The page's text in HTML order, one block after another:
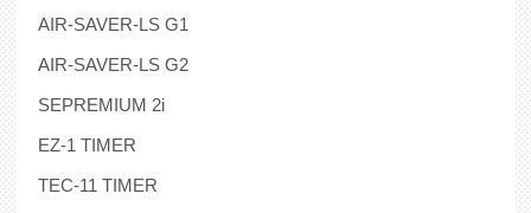
AIR-SAVER-LS G1
AIR-SAVER-LS G2
SEPREMIUM 2i
EZ-1 TIMER
TEC-11 TIMER